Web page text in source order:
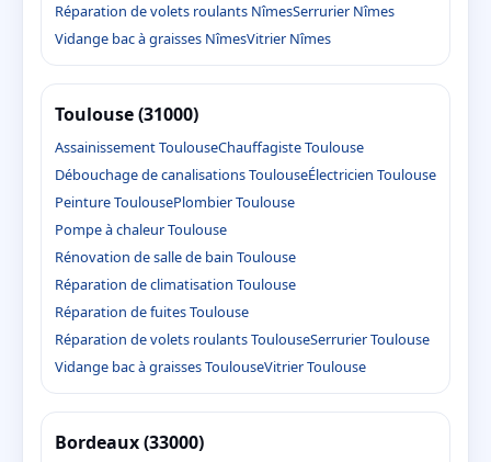
Réparation de volets roulants NîmesSerrurier Nîmes
Vidange bac à graisses NîmesVitrier Nîmes
Toulouse (31000)
Assainissement ToulouseChauffagiste Toulouse
Débouchage de canalisations ToulouseÉlectricien Toulouse
Peinture ToulousePlombier Toulouse
Pompe à chaleur Toulouse
Rénovation de salle de bain Toulouse
Réparation de climatisation Toulouse
Réparation de fuites Toulouse
Réparation de volets roulants ToulouseSerrurier Toulouse
Vidange bac à graisses ToulouseVitrier Toulouse
Bordeaux (33000)